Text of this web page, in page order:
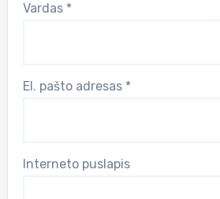
Vardas *
El. pašto adresas *
Interneto puslapis